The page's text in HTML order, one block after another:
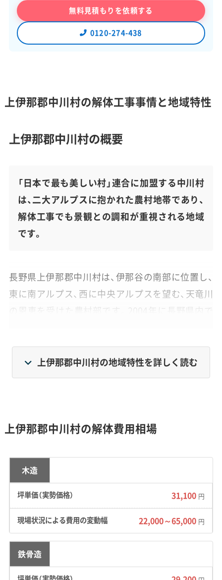
無料見積もりを依頼する
0120-274-438
上伊那郡中川村の解体工事事情と地域特性
上伊那郡中川村の概要
「日本で最も美しい村」連合に加盟する中川村
は、二大アルプスに抱かれた農村地帯であり、
解体工事でも景観との調和が重視される地域
です。
長野県上伊那郡中川村は、伊那谷の南部に位置し、
東に南アルプス、西に中央アルプスを望む、天竜川
の恩恵を受けた農村部です。2004年に長野県内で
があり、建物の解体や新築でも、周囲の景観との調
和が重要視されます。
屋の解体が、地域全体の課題になっています。
地形・道路事情と解体費用の傾向
天竜川がつくった河岸段丘による急な坂道や
集落内の狭い道路が、重機の搬入や廃材の運び
出しを難しくしており、これが解体費用を押し
上げる主な要因です。
上伊那郡中川村の地域特性を詳しく読む
上伊那郡中川村の解体費用相場
木造
31,100 円
22,000～65,000 円
鉄骨造